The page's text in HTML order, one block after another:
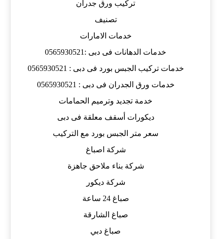
تركيب ورق جدران
تصنيف
خدمات الامارات
خدمات الدهانات فى دبى :0565930521
خدمات تركيب الجبس بورد فى دبى : 0565930521
خدمات ورق الجدران فى دبى : 0565930521
خدمة تجديد وترميم الحمامات
ديكورات أسقف معلقة فى دبى
سعر متر الجبس بورد مع التركيب
شركة اصباغ
شركة بناء ملاحق جاهزة
شركة ديكور
صباغ 24 ساعة
صباغ الشارقة
صباغ دبي